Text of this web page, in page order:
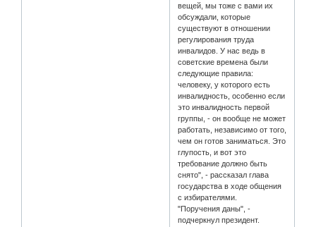
вещей, мы тоже с вами их
обсуждали, которые
существуют в отношении
регулирования труда
инвалидов. У нас ведь в
советские времена были
следующие правила:
человеку, у которого есть
инвалидность, особенно если
это инвалидность первой
группы, - он вообще не может
работать, независимо от того,
чем он готов заниматься. Это
глупость, и вот это
требование должно быть
снято", - рассказал глава
государства в ходе общения
с избирателями.
"Поручения даны", -
подчеркнул президент.